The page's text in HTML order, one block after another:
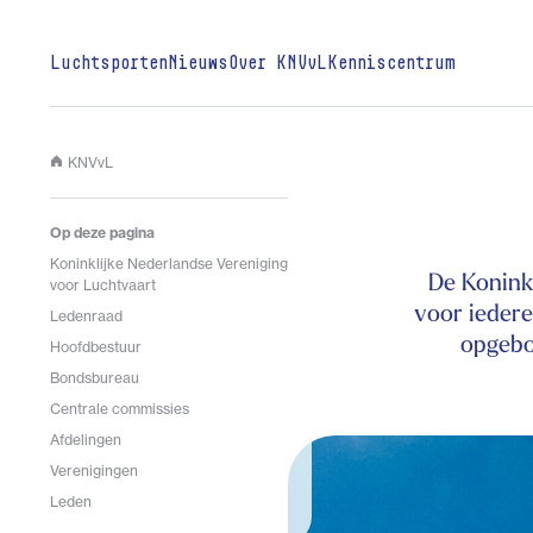
Luchtsporten Nieuws Over KNVvL Kenniscentrum
KNVvL
Op deze pagina
Koninklijke Nederlandse Vereniging
voor Luchtvaart
Ledenraad
Hoofdbestuur
Bondsbureau
Centrale commissies
Afdelingen
Verenigingen
Leden
De
voor